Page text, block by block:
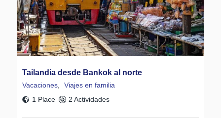
Tailandia desde Bankok al norte
Vacaciones
Viajes en familia
1 Place
2 Actividades